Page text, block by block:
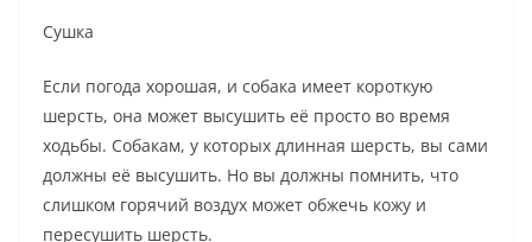
Сушка
Если погода хорошая, и собака имеет короткую
шерсть, она может высушить её просто во время
ходьбы. Собакам, у которых длинная шерсть, вы сами
должны её высушить. Но вы должны помнить, что
слишком горячий воздух может обжечь кожу и
пересушить шерсть.